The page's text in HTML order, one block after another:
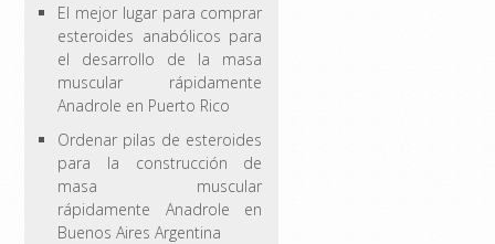
El mejor lugar para comprar
esteroides anabólicos para
el desarrollo de la masa
muscular rápidamente
Anadrole en Puerto Rico
Ordenar pilas de esteroides
para la construcción de
masa muscular
rápidamente Anadrole en
Buenos Aires Argentina